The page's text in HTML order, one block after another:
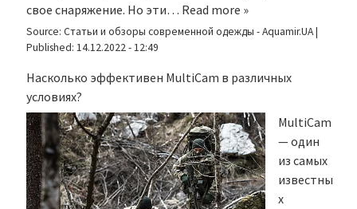
свое снаряжение. Но эти… Read more »
Source: Статьи и обзоры современной одежды - Aquamir.UA|
Published: 14.12.2022 - 12:49
Насколько эффективен MultiCam в различных
условиях?
MultiCam
— один
из самых
известны
х